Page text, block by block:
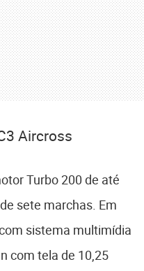
Aircross
Turbo 200 de até
sete marchas. Em
sistema multimídia
com tela de 10,25